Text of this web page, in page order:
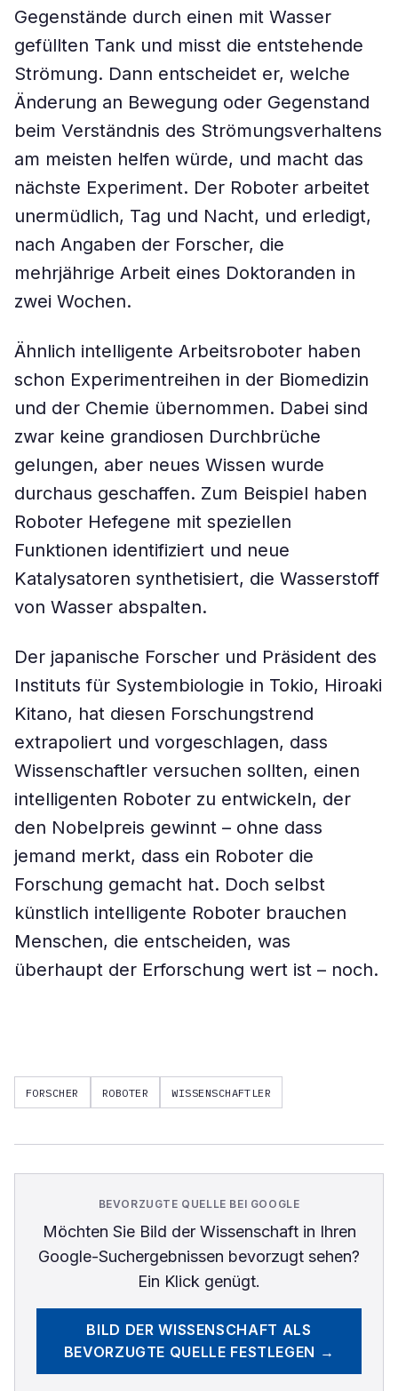
Gegenstände durch einen mit Wasser
gefüllten Tank und misst die entstehende
Strömung. Dann entscheidet er, welche
Änderung an Bewegung oder Gegenstand
beim Verständnis des Strömungsverhaltens
am meisten helfen würde, und macht das
nächste Experiment. Der Roboter arbeitet
unermüdlich, Tag und Nacht, und erledigt,
nach Angaben der Forscher, die
mehrjährige Arbeit eines Doktoranden in
zwei Wochen.
Ähnlich intelligente Arbeitsroboter haben
schon Experimentreihen in der Biomedizin
und der Chemie übernommen. Dabei sind
zwar keine grandiosen Durchbrüche
gelungen, aber neues Wissen wurde
durchaus geschaffen. Zum Beispiel haben
Roboter Hefegene mit speziellen
Funktionen identifiziert und neue
Katalysatoren synthetisiert, die Wasserstoff
von Wasser abspalten.
Der japanische Forscher und Präsident des
Instituts für Systembiologie in Tokio, Hiroaki
Kitano, hat diesen Forschungstrend
extrapoliert und vorgeschlagen, dass
Wissenschaftler versuchen sollten, einen
intelligenten Roboter zu entwickeln, der
den Nobelpreis gewinnt – ohne dass
jemand merkt, dass ein Roboter die
Forschung gemacht hat. Doch selbst
künstlich intelligente Roboter brauchen
Menschen, die entscheiden, was
überhaupt der Erforschung wert ist – noch.
FORSCHER ROBOTER WISSENSCHAFTLER
BEVORZUGTE QUELLE BEI GOOGLE
Möchten Sie Bild der Wissenschaftin Ihren
Google-Suchergebnissen bevorzugt sehen?
Ein Klick genügt.
BILD DER WISSENSCHAFT ALS
BEVORZUGTE QUELLE FESTLEGEN →